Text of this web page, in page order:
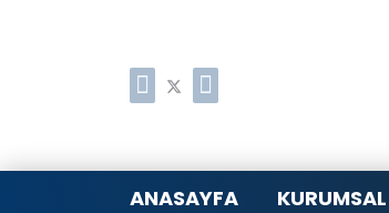
ANASAYFA KURUMSAL